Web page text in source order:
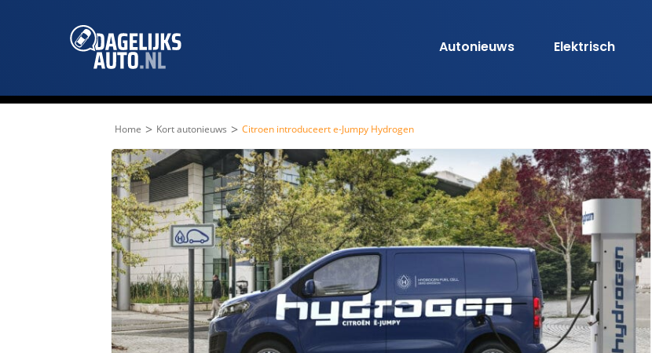
Autonieuws Elektrisch
Home > Kort autonieuws > Citroen introduceert e-Jumpy Hydrogen